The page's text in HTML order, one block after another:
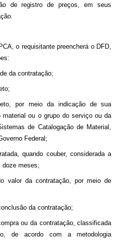
de registro de preços, em seus
o requisitante preencherá o DFD,
da contratação;
por meio da indicação de sua
ou o grupo do serviço ou da
de Catalogação de Material,
Federal;
quando couber, considerada a
doze meses;
valor da contratação, por meio de
da contratação;
ou da contratação, classificada
de acordo com a metodologia